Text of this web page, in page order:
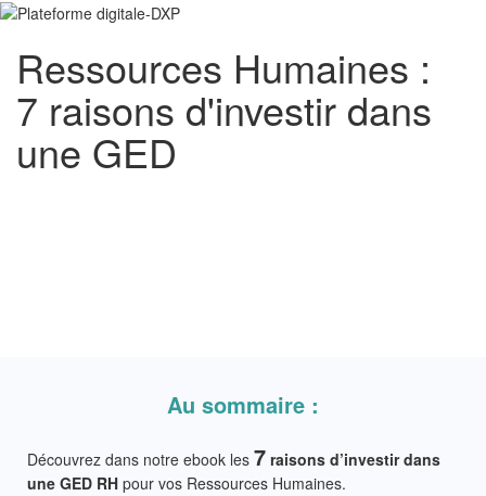
Ressources Humaines :
7 raisons d'investir dans
une GED
Au sommaire :
Découvrez dans notre ebook les 7 raisons d’investir dans
une GED RH pour vos Ressources Humaines.